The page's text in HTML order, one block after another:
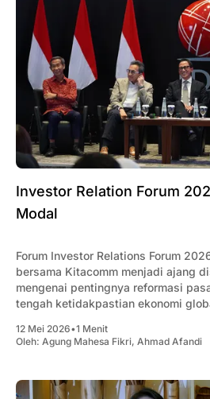
Investor Relation Forum
Modal
Forum Investor Relations Forum
bersama Kitacomm menjadi ajang
mengenai pentingnya reformasi
tengah ketidakpastian ekonomi
11 Mei 2026 ini menghadirkan
regulator, parlemen, Antara
12 Mei 2026•1 Menit
Oleh: Agung Mahesa Fikri, Ahmad Afandi